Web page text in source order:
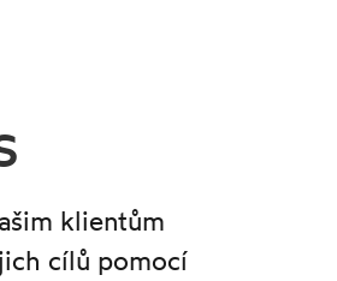
klientům
cílů pomocí